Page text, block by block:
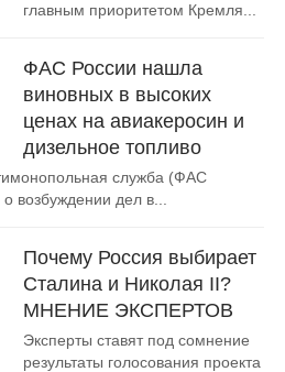
главным приоритетом Кремля...
ФАС России нашла
виновных в высоких
ценах на авиакеросин и
дизельное топливо
служба (ФАС
возбуждении дел в...
Почему Россия выбирает
Сталина и Николая II?
МНЕНИЕ ЭКСПЕРТОВ
Эксперты ставят под сомнение
результаты голосования проекта